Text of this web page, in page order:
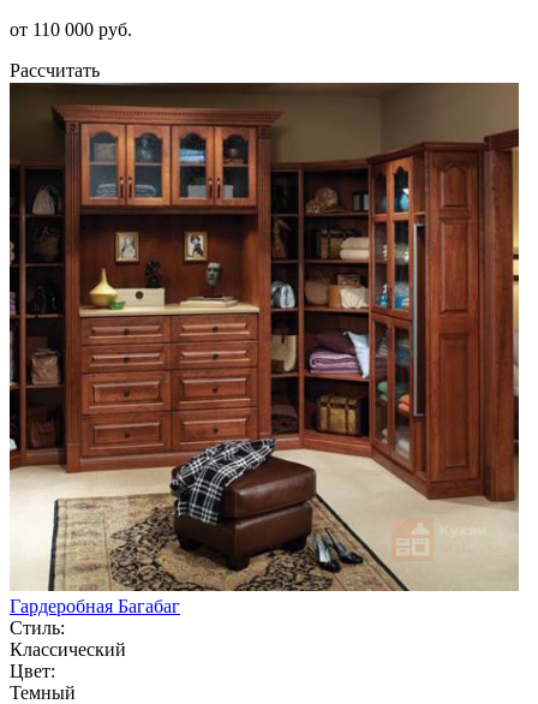
от 110 000 руб.
Рассчитать
Гардеробная Багабаг
Стиль:
Классический
Цвет:
Темный